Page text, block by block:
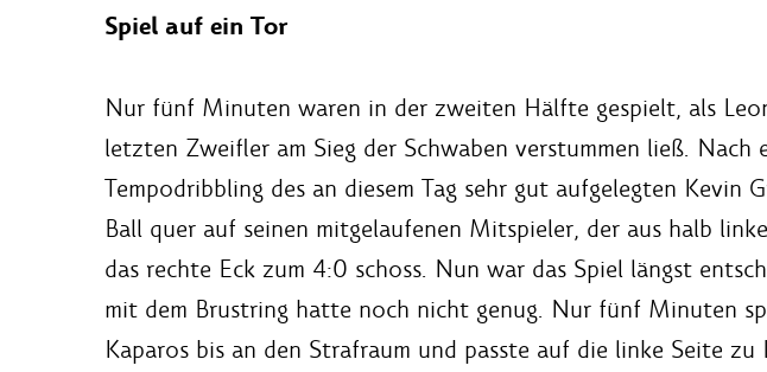
Spiel auf ein Tor
Nur fünf Minuten waren in der zweiten Hälfte gespielt, als
letzten Zweifler am Sieg der Schwaben verstummen ließ. Nach
Tempodribbling des an diesem Tag sehr gut aufgelegten Kevin
Ball quer auf seinen mitgelaufenen Mitspieler, der aus halb
das rechte Eck zum 4:0 schoss. Nun war das Spiel längst
mit dem Brustring hatte noch nicht genug. Nur fünf Minuten
Kaparos bis an den Strafraum und passte auf die linke Seite zu